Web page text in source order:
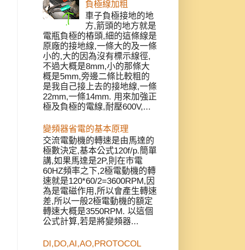
負極線加粗
車子負極接地的地
方,箭頭的地方就是
電瓶負極的樁頭,細的這條線是
原廠的接地線,一條大的及一條
小的,大的因為沒有標示線徑,
不過大概是8mm,小的那條大
概是5mm,旁邊二條比較粗的
是我自己接上去的接地線,一條
22mm,一條14mm. 用來加強正
極及負極的電線,耐壓600V,...
變頻器省電的基本原理
交流電動機的轉速是由馬達的
極數決定,基本公式120f/p.簡單
講,如果馬達是2P,則在市電
60HZ頻率之下,2極電動機的轉
速就是120*60/2=3600RPM,因
為是電磁作用,所以會產生轉速
差,所以一般2極電動機的額定
轉速大概是3550RPM. 以這個
公式計算,若是將變頻器...
DI,DO,AI,AO,PROTOCOL